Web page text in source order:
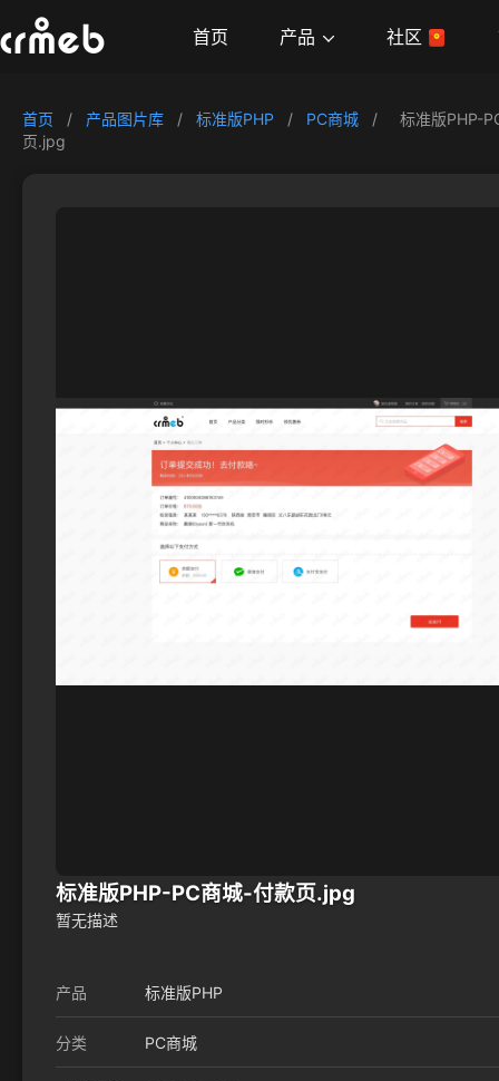
首页 产品 社区
首页 / 产品图片库 / 标准版PHP / PC商城 /
标准版PHP-
页.jpg
标准版PHP-PC商城-付款页.jpg
暂无描述
产品 标准版PHP
分类 PC商城